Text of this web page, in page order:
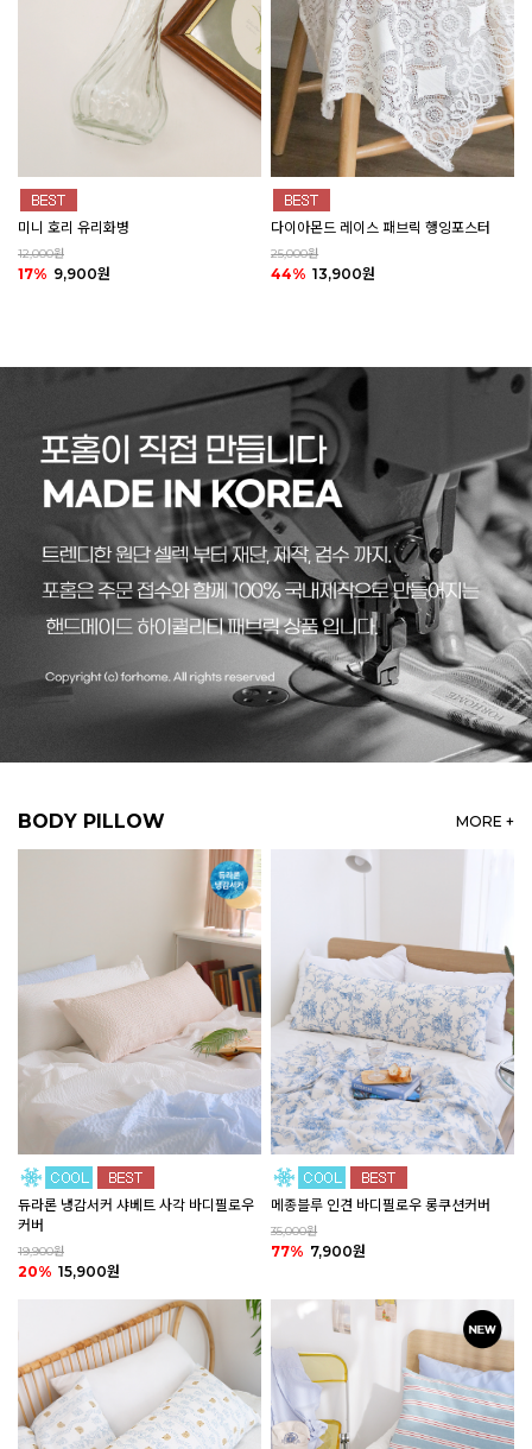
미니 호리 유리화병
12,000원
17% 9,900원
다이아몬드 레이스 패브릭 행잉포스터
25,000원
44% 13,900원
BODY PILLOW MORE +
듀라론 냉감서커 샤베트 사각 바디필로우
커버
19,900원
20% 15,900원
메종블루 인견 바디필로우 롱쿠션커버
35,000원
77% 7,900원